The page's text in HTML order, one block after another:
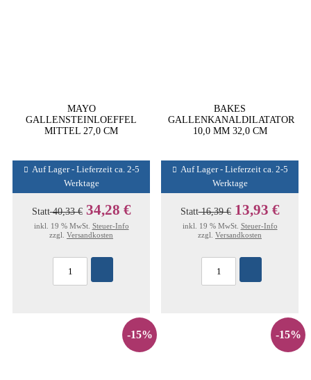
MAYO
GALLENSTEINLOEFFEL
MITTEL 27,0 CM
Auf Lager - Lieferzeit ca. 2-5
Werktage
Statt40,33 € 34,28 €
inkl. 19 % MwSt. Steuer-Info
zzgl. Versandkosten
BAKES
GALLENKANALDILATATOR
10,0 MM 32,0 CM
Auf Lager - Lieferzeit ca. 2-5
Werktage
Statt16,39 € 13,93 €
inkl. 19 % MwSt. Steuer-Info
zzgl. Versandkosten
-15% -15%